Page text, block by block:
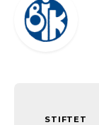
STIFTET